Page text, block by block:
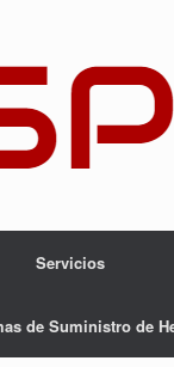
Servicios
de Suministro de